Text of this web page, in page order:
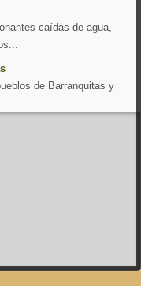
caídas de agua,
de Barranquitas y